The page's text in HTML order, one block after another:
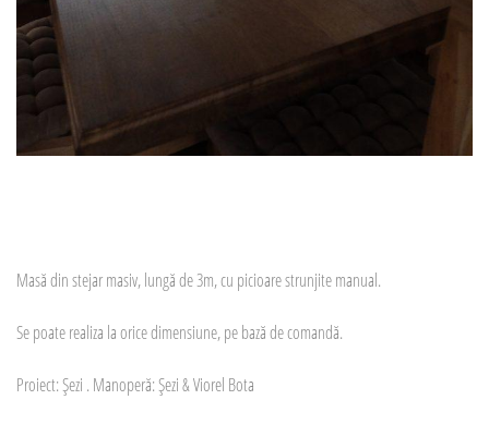
Masă din stejar masiv, lungă de 3m, cu picioare strunjite manual.
Se poate realiza la orice dimensiune, pe bază de comandă.
Proiect: Șezi . Manoperă: Șezi & Viorel Bota